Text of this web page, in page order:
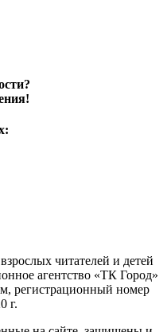
читателей и детей
агентство «ТК Город»
регистрационный номер
г.